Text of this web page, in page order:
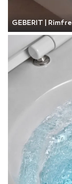
GEBERIT |